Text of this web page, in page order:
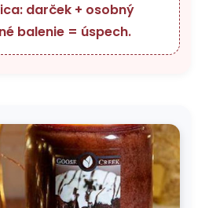
darček + osobný
balenie = úspech.